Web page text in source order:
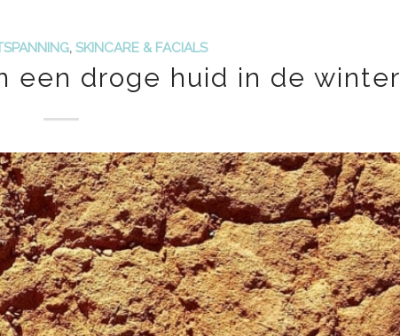
,SKINCARE & FACIALS
een droge huid in de winter